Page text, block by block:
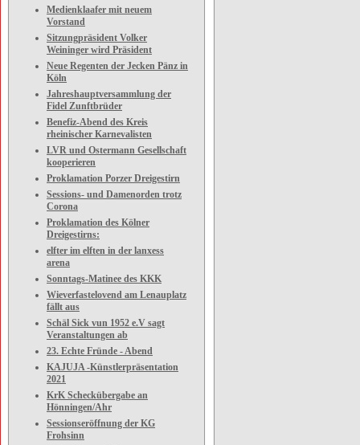
Medienklaafer mit neuem
Vorstand
Sitzungpräsident Volker
Weininger wird Präsident
Neue Regenten der Jecken Pänz in
Köln
Jahreshauptversammlung der
Fidel Zunftbrüder
Benefiz-Abend des Kreis
rheinischer Karnevalisten
LVR und Ostermann Gesellschaft
kooperieren
Proklamation Porzer Dreigestirn
Sessions- und Damenorden trotz
Corona
Proklamation des Kölner
Dreigestirns:
elfter im elften in der lanxess
arena
Sonntags-Matinee des KKK
Wieverfastelovend am Lenauplatz
fällt aus
Schäl Sick vun 1952 e.V sagt
Veranstaltungen ab
23. Echte Fründe - Abend
KAJUJA -Künstlerpräsentation
2021
KrK Scheckübergabe an
Hönningen/Ahr
Sessionseröffnung der KG
Frohsinn